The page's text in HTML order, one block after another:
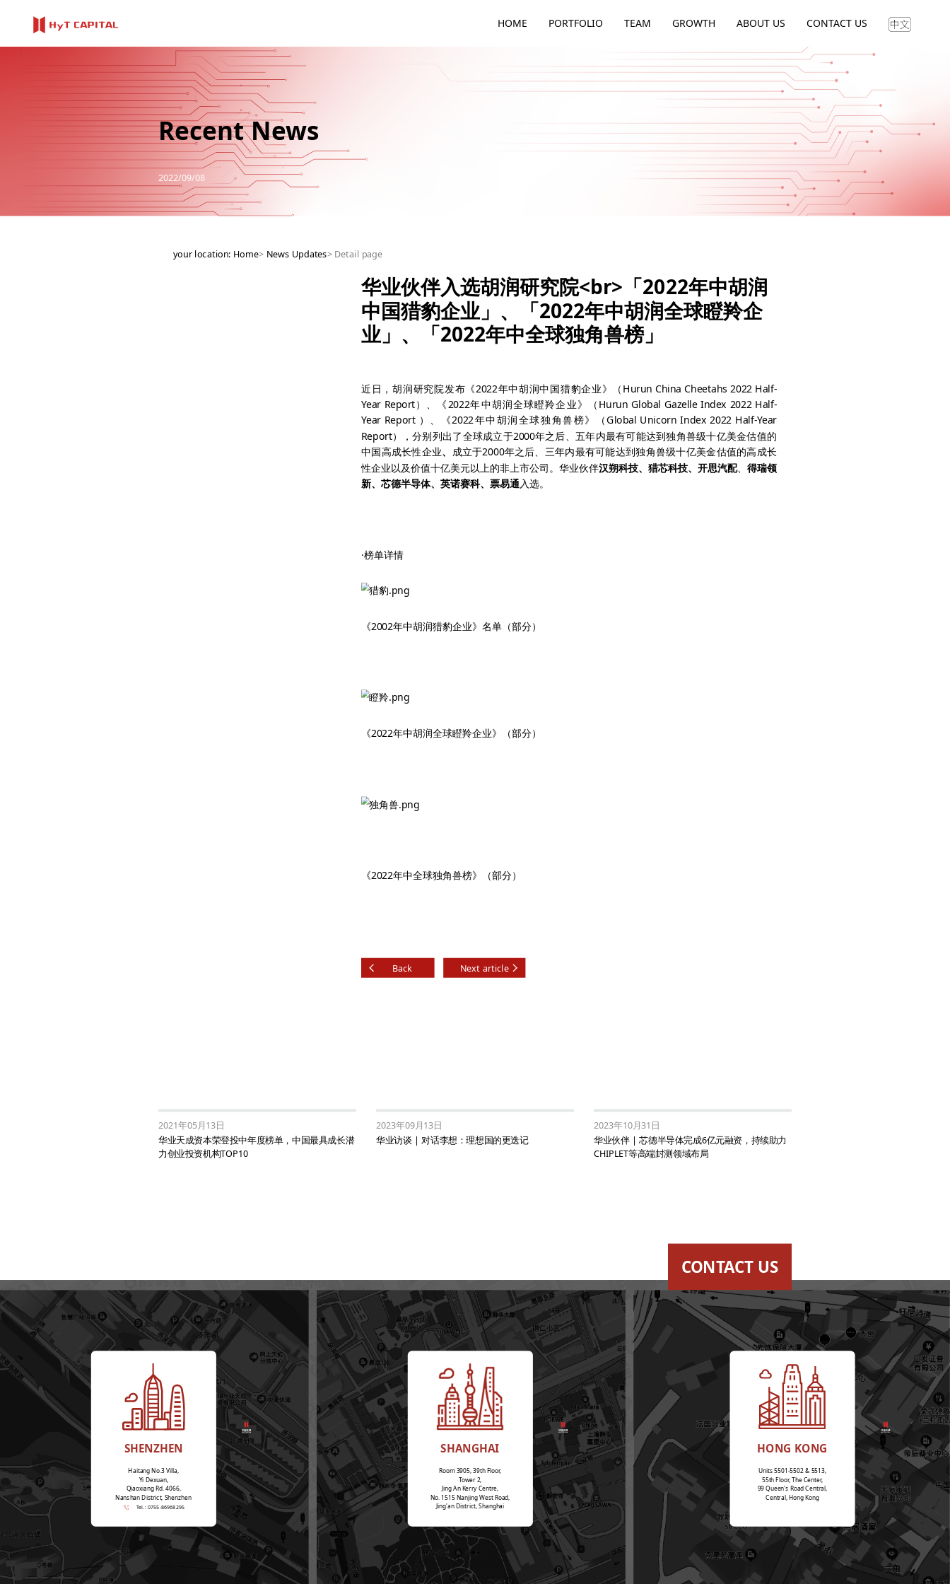
HOME PORTFOLIO TEAM GROWTH ABOUT US CONTACT US
Recent News
2022/09/08
your location: Home> News Updates> Detail page
华业伙伴入选胡润研究院<br>「2022年中胡润
中国猎豹企业」、「2022年中胡润全球瞪羚企
业」、「2022年中全球独角兽榜」
近日，胡润研究院发布 《2022年中胡润中国猎豹企业》（ Hurun China Cheetahs 2022 Half-
Year Report）、 《2022年中胡润全球瞪羚企业》（ Hurun Global Gazelle Index 2022 Half-
Year Report ）、 《2022年中胡润全球独角兽榜》（Global Unicorn Index 2022 Half-Year
Report） ，分别列出了全球成立于2000年之后、五年内最有可能达到独角兽级十亿美金估值的
中国高成长性企业、 成立于2000年之后、三年内最有可能达到独角兽级十亿美金估值的高成长
性企业以及价值十亿美元以上的非上市公司。 华业伙伴汉朔科技、猎芯科技、开思汽配、 得瑞领
新、芯德半导体、 英诺赛科、 票易通入选。
·榜单详情
《2002年中胡润猎豹企业》名单（部分）
《2022年中胡润全球瞪羚企业》（部分）
《2022年中全球独角兽榜》（部分）
Back Next article
2021年05月13日
华业天成资本荣登投中年度榜单，中国最具成长潜
力创业投资机构TOP10
2023年09月13日
华业访谈 | 对话李想：理想国的更迭记
2023年10月31日
华业伙伴 | 芯德半导体完成6亿元融资，持续助力
CHIPLET等高端封测领域布局
CONTACT US
SHENZHEN
Haitang No.3 Villa,
Yi Dexuan,
Qiaoxiang Rd. 4066,
Nanshan District, Shenzhen
Tel.: 0755-86968295
SHANGHAI
Room 3905, 39th Floor,
Tower 2,
Jing An Kerry Centre,
No. 1515 Nanjing West Road,
Jing'an District, Shanghai
HONG KONG
Units 5501-5502 & 5513,
55th Floor, The Center,
99 Queen's Road Central,
Central, Hong Kong